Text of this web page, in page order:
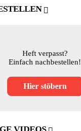
Heft verpasst?
Einfach nachbestellen!
Hier stöbern